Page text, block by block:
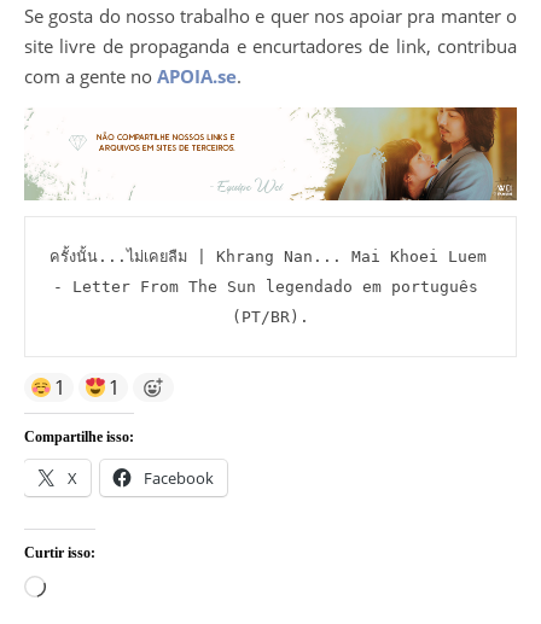
Se gosta do nosso trabalho e quer nos apoiar pra manter o
site livre de propaganda e encurtadores de link, contribua
com a gente no APOIA.se.
ครั้งนั้น...ไม่เคยลืม | Khrang Nan... Mai Khoei Luem
- Letter From The Sun legendado em português
(PT/BR).
1 1
Compartilhe isso:
X Facebook
Curtir isso:
Carregando...